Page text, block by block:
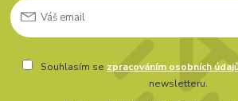
Souhlasím se zpracováním osobních
newsletteru.